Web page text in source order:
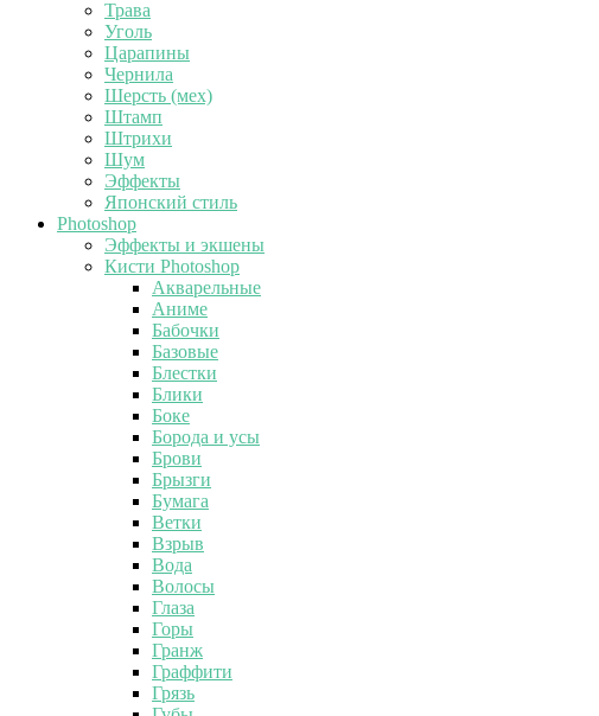
Трава
Уголь
Царапины
Чернила
Шерсть (мех)
Штамп
Штрихи
Шум
Эффекты
Японский стиль
Photoshop
Эффекты и экшены
Кисти Photoshop
Акварельные
Аниме
Бабочки
Базовые
Блестки
Блики
Боке
Борода и усы
Брови
Брызги
Бумага
Ветки
Взрыв
Вода
Волосы
Глаза
Горы
Гранж
Граффити
Грязь